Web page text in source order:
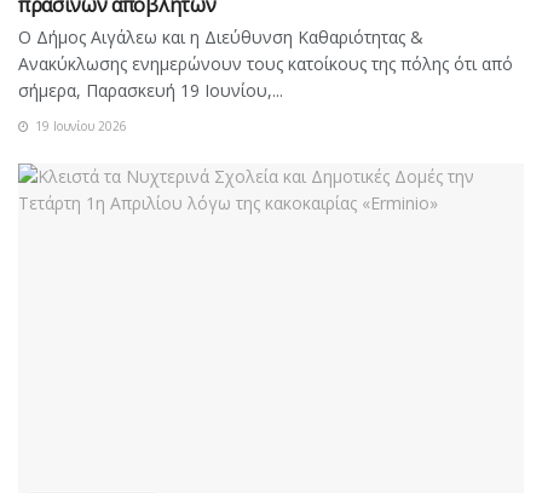
Ο Δήμος Αιγάλεω και η Διεύθυνση Καθαριότητας &
Ανακύκλωσης ενημερώνουν τους κατοίκους της πόλης ότι από
σήμερα, Παρασκευή 19 Ιουνίου,...
19 Ιουνίου 2026